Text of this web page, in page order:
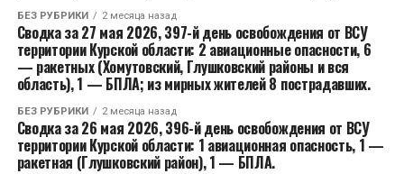
БЕЗ РУБРИКИ 2 месяца назад
Сводка за 27 мая 2026, 397-й день освобождения от ВСУ
территории Курской области: 2 авиационные опасности, 6
— ракетных (Хомутовский, Глушковский районы и вся
область), 1 — БПЛА; из мирных жителей 8 пострадавших.
БЕЗ РУБРИКИ 2 месяца назад
Сводка за 26 мая 2026, 396-й день освобождения от ВСУ
территории Курской области: 1 авиационная опасность, 1 —
ракетная (Глушковский район), 1 — БПЛА.